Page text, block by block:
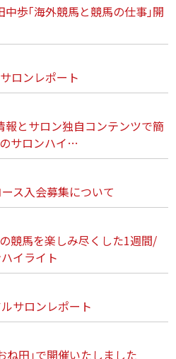
歩｢海外競馬と競馬の仕事｣開
ロンレポート
報とサロン独自コンテンツで簡
サロンハイ…
ス入会募集について
競馬を楽しみ尽くした1週間/
イライト
サロンレポート
ね田｣で開催いたしました